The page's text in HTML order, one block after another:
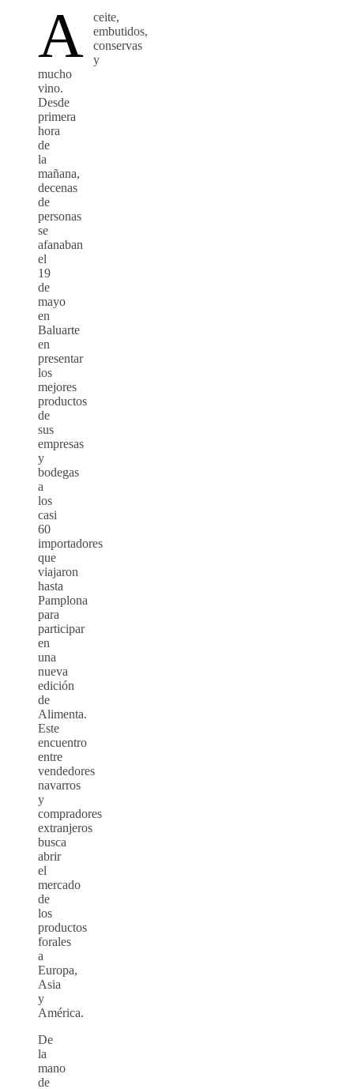
A
ceite,
embutidos,
conservas
y
mucho
vino.
Desde
primera
hora
de
la
mañana,
decenas
de
personas
se
afanaban
el
19
de
mayo
en
Baluarte
en
presentar
los
mejores
productos
de
sus
empresas
y
bodegas
a
los
casi
60
importadores
que
viajaron
hasta
Pamplona
para
participar
en
una
nueva
edición
de
Alimenta.
Este
encuentro
entre
vendedores
navarros
y
compradores
extranjeros
busca
abrir
el
mercado
de
los
productos
forales
a
Europa,
Asia
y
América.
De
la
mano
de